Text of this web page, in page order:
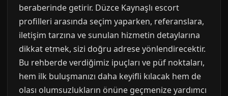
beraberinde getirir. Düzce Kaynaşlı escort
profilleri arasında seçim yaparken, referanslara,
iletişim tarzına ve sunulan hizmetin detaylarına
dikkat etmek, sizi doğru adrese yönlendirecektir.
Bu rehberde verdiğimiz ipuçları ve püf noktaları,
hem ilk buluşmanızı daha keyifli kılacak hem de
olası olumsuzlukların önüne geçmenize yardımcı